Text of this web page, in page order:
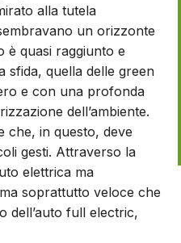
alla tutela
un orizzonte
è quasi raggiunto e
sfida, quella delle green
e con una profonda
dell’ambiente.
che, in questo, deve
gesti. Attraverso la
elettrica ma
soprattutto veloce che
dell’auto full electric,